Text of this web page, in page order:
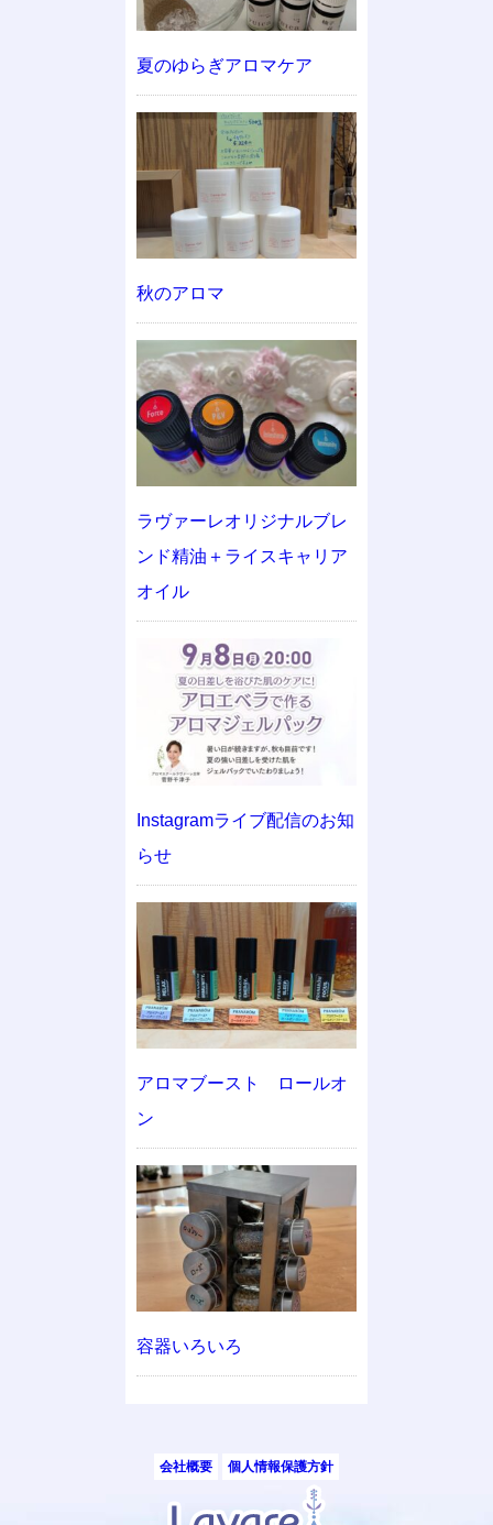
夏のゆらぎアロマケア
秋のアロマ
ラヴァーレオリジナルブレ
ンド精油＋ライスキャリア
オイル
Instagramライブ配信のお知
らせ
アロマブースト ロールオ
ン
容器いろいろ
会社概要 個人情報保護方針